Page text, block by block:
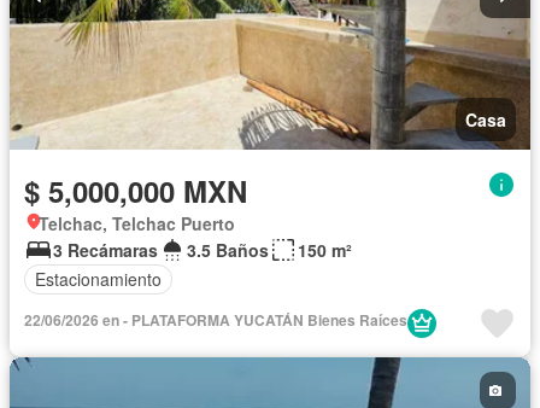
Casa
$ 5,000,000 MXN
Telchac, Telchac Puerto
3 Recámaras
3.5 Baños
150 m²
Estacionamiento
22/06/2026 en - PLATAFORMA YUCATÁN Bienes Raíces